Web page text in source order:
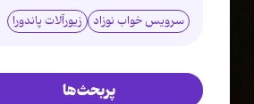
سرویس خواب نوزاد زیورآلات پاندورا
پربحث‌ها